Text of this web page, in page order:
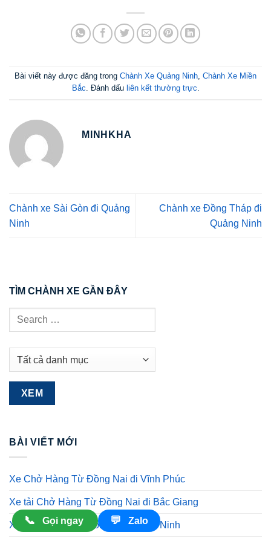
📞 Gọi ngay 💬 Zalo
Bài viết này được đăng trong Chành Xe Quảng Ninh, Chành Xe Miền
Bắc. Đánh dấu liên kết thường trực.
MINHKHA
Chành xe Sài Gòn đi Quảng
Ninh
Chành xe Đồng Tháp đi
Quảng Ninh
TÌM CHÀNH XE GẦN ĐÂY
BÀI VIẾT MỚI
Xe Chở Hàng Từ Đồng Nai đi Vĩnh Phúc
Xe tải Chở Hàng Từ Đồng Nai đi Bắc Giang
Xe Chở Hàng Từ Đồng Nai đi Bắc Ninh